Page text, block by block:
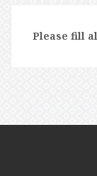
Please fill